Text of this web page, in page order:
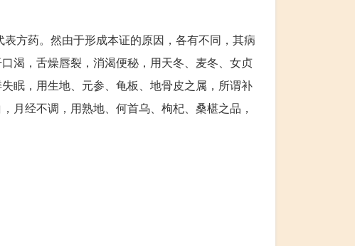
方药。然由于形成本证的原因，各有不同，其病
渴，舌燥唇裂，消渴便秘，用天冬、麦冬、女贞
眠，用生地、元参、龟板、地骨皮之属，所谓补
月经不调，用熟地、何首乌、枸杞、桑椹之品，